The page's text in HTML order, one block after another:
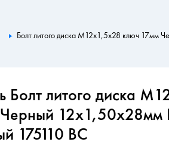
Болт литого диска М12х1,5х28 ключ 17мм
Болт литого диска
12х1,50х28мм
175110 BC